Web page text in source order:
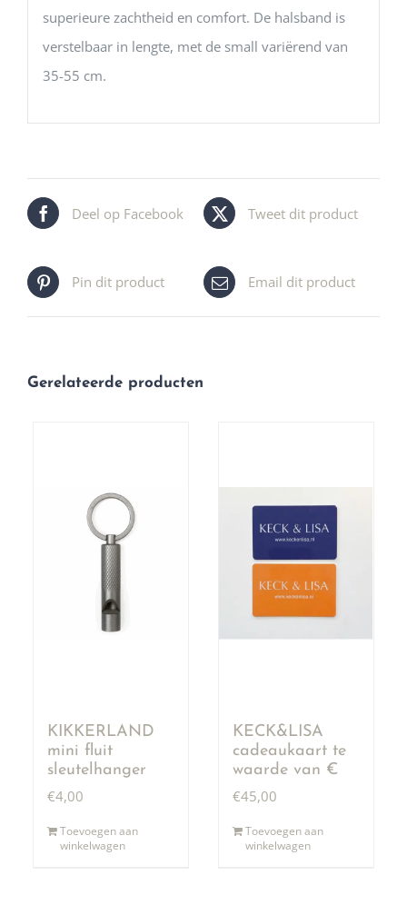
superieure zachtheid en comfort. De halsband is
verstelbaar in lengte, met de small variërend van
35-55 cm.
Deel op Facebook Tweet dit product
Pin dit product Email dit product
Gerelateerde producten
KIKKERLAND
mini fluit
sleutelhanger
€4,00
Toevoegen aan
winkelwagen
KECK&LISA
cadeaukaart te
waarde van €
50,00
€45,00
Toevoegen aan
winkelwagen